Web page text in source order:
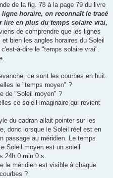
de la fig. 78 à la page 79 du livre
ligne horaire, on reconnaît le tracé
lire en plus du temps solaire vrai,
de comprendre que les lignes
bien les angles horaires du Soleil
à-dire le "temps solaire vrai".
ce sont les courbes en huit.
le "temps moyen" ?
de "Soleil moyen" ?
ce soleil imaginaire qui revient
du cadran allait pointer sur les
donc lorsque le Soleil réel est en
passage au méridien. Le temps
Soleil moyen est un soleil
24h 0 min 0 s.
le méridien est visible à chaque
?